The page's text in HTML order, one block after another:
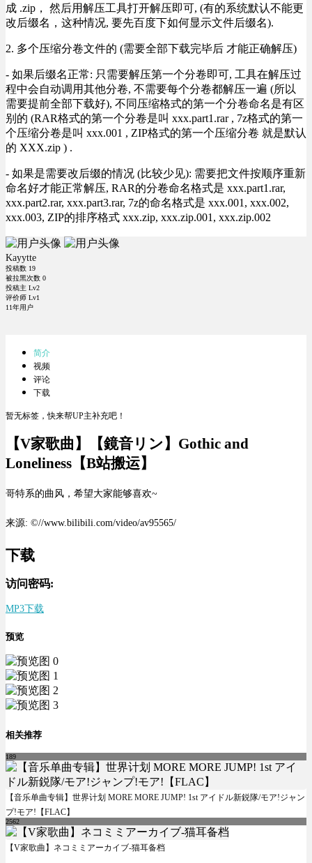
成 .zip， 然后用解压工具打开解压即可, (有的系统默认不能更
改后缀名，这种情况, 要先百度下如何显示文件后缀名).
2. 多个压缩分卷文件的 (需要全部下载完毕后 才能正确解压)
- 如果后缀名正常: 只需要解压第一个分卷即可, 工具在解压过
程中会自动调用其他分卷, 不需要每个分卷都解压一遍 (所以
需要提前全部下载好), 不同压缩格式的第一个分卷命名是有区
别的 (RAR格式的第一个分卷是叫 xxx.part1.rar , 7z格式的第一
个压缩分卷是叫 xxx.001 , ZIP格式的第一个压缩分卷 就是默认
的 XXX.zip ) .
- 如果是需要改后缀的情况 (比较少见): 需要把文件按顺序重新
命名好才能正常解压, RAR的分卷命名格式是 xxx.part1.rar,
xxx.part2.rar, xxx.part3.rar, 7z的命名格式是 xxx.001, xxx.002,
xxx.003, ZIP的排序格式 xxx.zip, xxx.zip.001, xxx.zip.002
Kayytte
投稿数 19
被拉黑次数 0
投稿主 Lv2
评价师 Lv1
11年用户
简介
视频
评论
下载
暂无标签，快来帮UP主补充吧！
【V家歌曲】【鏡音リン】Gothic and
Loneliness【B站搬运】
哥特系的曲风，希望大家能够喜欢~
来源: ©//www.bilibili.com/video/av95565/
下载
访问密码:
MP3下载
预览
相关推荐
189
【音乐单曲专辑】世界计划 MORE MORE JUMP! 1st アイドル新鋭隊/モア!ジャン
プ!モア!【FLAC】
2562
【V家歌曲】ネコミミアーカイブ-猫耳备档